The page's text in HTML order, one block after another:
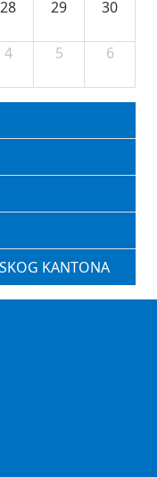
28 29 30
4 5 6
KANTONA